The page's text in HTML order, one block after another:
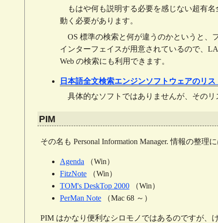
もはや何も説明する必要を感じない超有
動く必要があります。
OS 標準の検索と何が違うのかというと、
インターフェイスが用意されているので、
Web の検索にも利用できます。
日本語全文検索エンジンソフトウェアのリス
具体的なソフトではありませんが、その
PIM
その名も Personal Information Manager. 情報の整
Agenda （Win）
FitzNote （Win）
TOM's DeskTop 2000 （Win）
PerMan Note （Mac 68 ～）
PIM はかなり便利なシロモノではあるのですが、